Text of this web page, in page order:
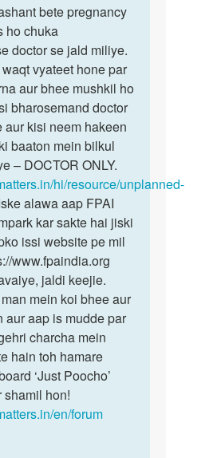
bete pregnancy
ho chuka
doctor se jald miliye.
vyateet hone par
aur bhee mushkil ho
bharosemand doctor
aur kisi neem hakeen
baaton mein bilkul
– DOCTOR ONLY.
hi/resource/unplanned-
alawa aap FPAI
kar sakte hai jiski
issi website pe mil
www.fpaindia.org
jaldi keejie.
mein koi bhee aur
aur aap is mudde par
charcha mein
hain toh hamare
‘Just Poocho’
shamil hon!
en/forum